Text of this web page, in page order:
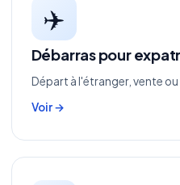
✈️
Débarras pour
Départ à l'étranger, vente
Voir →